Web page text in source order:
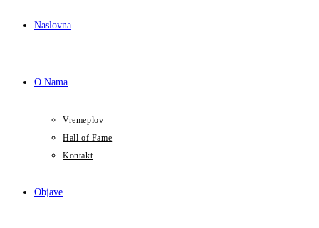
Naslovna
O Nama
Vremeplov
Hall of Fame
Kontakt
Objave